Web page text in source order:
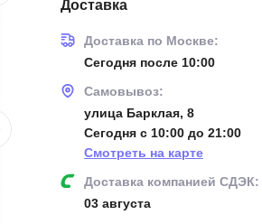
Доставка
Доставка по Москве:
Сегодня после 10:00
Самовывоз:
улица Барклая, 8
Сегодня с 10:00 до 21:00
Смотреть на карте
Доставка компанией СДЭК:
03 августа